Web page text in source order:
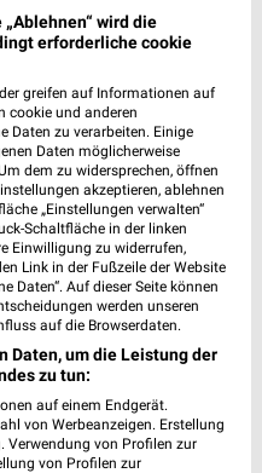
59,4 km
Knoll
bis Fr. 14.08.
wird die
erforderliche cookie
greifen auf Informationen auf
cookie und anderen
Daten zu verarbeiten. Einige
Daten möglicherweise
dem zu widersprechen, öffnen
akzeptieren, ablehnen
„Einstellungen verwalten“
Schaltfläche in der linken
Einwilligung zu widerrufen,
Link in der Fußzeile der Website
Daten“. Auf dieser Seite können
werden unseren
auf die Browserdaten.
Daten, um die Leistung der
zu tun:
auf einem Endgerät.
von Werbeanzeigen. Erstellung
Verwendung von Profilen zur
von Profilen zur